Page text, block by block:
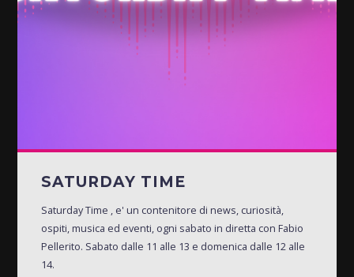
SATURDAY TIME
Saturday Time , e' un contenitore di news, curiosità,
ospiti, musica ed eventi, ogni sabato in diretta con Fabio
Pellerito. Sabato dalle 11 alle 13 e domenica dalle 12 alle
14.